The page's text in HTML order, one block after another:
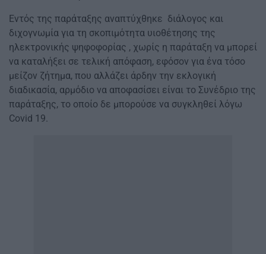
Εντός της παράταξης αναπτύχθηκε διάλογος και
διχογνωμία για τη σκοπιμότητα υιοθέτησης της
ηλεκτρονικής ψηφοφορίας , χωρίς η παράταξη να μπορεί
να καταλήξει σε τελική απόφαση, εφόσον για ένα τόσο
μείζον ζήτημα, που αλλάζει άρδην την εκλογική
διαδικασία, αρμόδιο να αποφασίσει είναι το Συνέδριο της
παράταξης, το οποίο δε μπορούσε να συγκληθεί λόγω
Covid 19.